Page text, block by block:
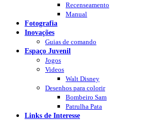
Recenseamento
Manual
Fotografia
Inovações
Guias de comando
Espaço Juvenil
Jogos
Videos
Walt Disney
Desenhos para colorir
Bombeiro Sam
Patrulha Pata
Links de Interesse